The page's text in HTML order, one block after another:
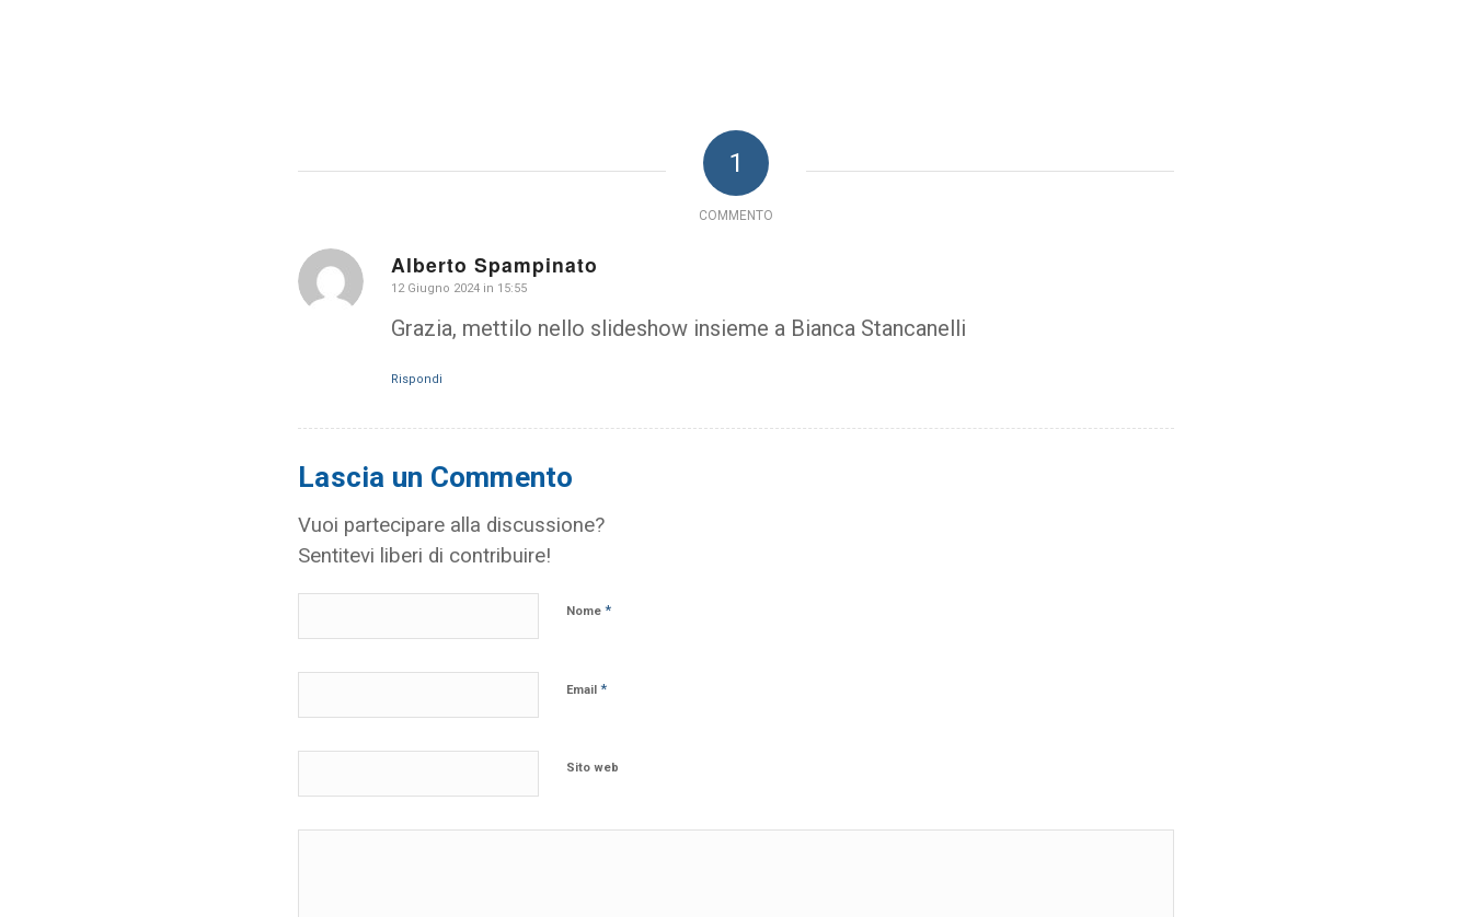
1
COMMENTO
Alberto Spampinato
dice:
12 Giugno 2024 in 15:55
Grazia, mettilo nello slideshow insieme a Bianca Stancanelli
Rispondi
Lascia un Commento
Vuoi partecipare alla discussione?
Sentitevi liberi di contribuire!
Nome *
Email *
Sito web